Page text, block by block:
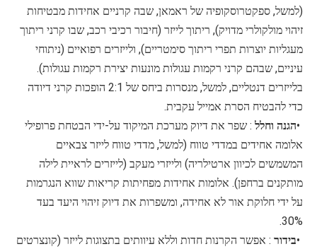
(למשל, ספקטרוסקופיה של ראמאן, שבה קרניים אחידות מבטיחות
זיהוי מולקולרי מדויק), ריתוך לייזר (חיבור רכיבי רכב, שבו קרני ריתוך
מעגליות יוצרות תפרי ריתוך סימטריים), ולייזרים רפואיים (ניתוחי
עיניים, שבהם קרני רקמות עגולות מונעות יצירת רקמות עגולות).
בלייזרים דנטליים, למשל, מנסרות ביחס של 2:1 הופכות קרני דיודה
כדי להבטיח הסרת אמייל עקבית.
•הגנה וחלל : שפר את דיוק מערכת המיקוד על-ידי הבטחת פרופילי
אלומה אחידים במדדי טווח (למשל, מדדי טווח לייזר צבאיים
המשמשים לכיוון ארטילריה) ולייזרי מעקב (לייזרים לראיית לילה
מותקנים ברחפן). אלומות אחידות מפחיתות קריאות שווא הנגרמות
על ידי חלוקת אור לא אחידה, ומשפרות את דיוק זיהוי היעד בעד
30%.
•בידור : אפשר הקרנות חדות וללא עיוותים בתצוגות לייזר (קונצרטים